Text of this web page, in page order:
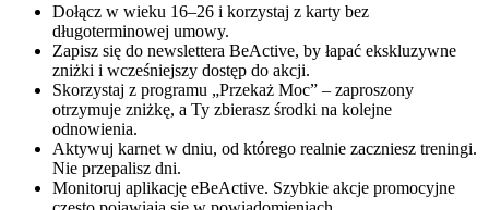
Dołącz w wieku 16–26 i korzystaj z karty bez
długoterminowej umowy.
Zapisz się do newslettera BeActive, by łapać ekskluzywne
zniżki i wcześniejszy dostęp do akcji.
Skorzystaj z programu „Przekaż Moc” – zaproszony
otrzymuje zniżkę, a Ty zbierasz środki na kolejne
odnowienia.
Aktywuj karnet w dniu, od którego realnie zaczniesz treningi.
Nie przepalisz dni.
Monitoruj aplikację eBeActive. Szybkie akcje promocyjne